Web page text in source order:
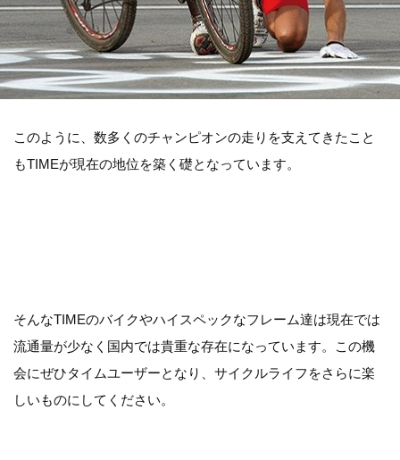
このように、数多くのチャンピオンの走りを支えてきたこと
もTIMEが現在の地位を築く礎となっています。
そんなTIMEのバイクやハイスペックなフレーム達は現在では
流通量が少なく国内では貴重な存在になっています。この機
会にぜひタイムユーザーとなり、サイクルライフをさらに楽
しいものにしてください。